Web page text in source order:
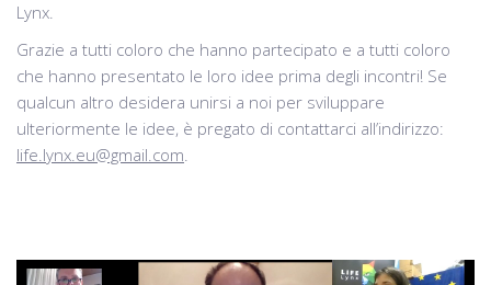
Lynx.
Grazie a tutti coloro che hanno partecipato e a tutti coloro
che hanno presentato le loro idee prima degli incontri! Se
qualcun altro desidera unirsi a noi per sviluppare
ulteriormente le idee, è pregato di contattarci all’indirizzo:
life.lynx.eu@gmail.com.